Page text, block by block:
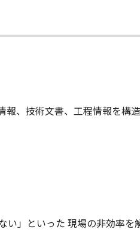
、技術文書、工程情報を構造
」といった 現場の非効率を